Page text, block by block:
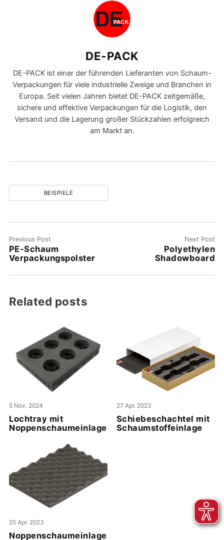
DE-PACK
DE-PACK ist einer der führenden Lieferanten von Schaum-
Verpackungen für viele industrielle Zweige und Branchen in
Europa. Seit vielen Jahren bietet DE-PACK zeitgemäße,
sichere und effektive Verpackungen für die Logistik, den
Versand und die Lagerung großer Stückzahlen erfolgreich
am Markt an.
BEISPIELE
Previous Post
PE-Schaum
Verpackungspolster
Next Post
Polyethylen
Shadowboard
Related posts
5 Nov. 2024
Lochtray mit
Noppenschaumeinlage
27 Apr. 2023
Schiebeschachtel mit
Schaumstoffeinlage
25 Apr. 2023
Noppenschaumeinlage